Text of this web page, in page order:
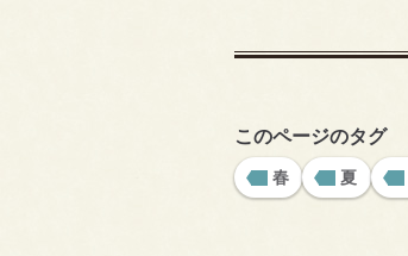
このページのタグ
春 夏